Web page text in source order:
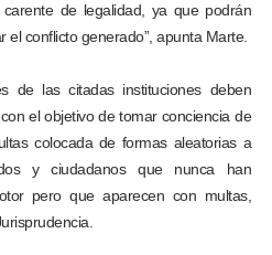
de legalidad, ya que podrán
conflicto generado”, apunta Marte.
de las citadas instituciones deben
el objetivo de tomar conciencia de
colocada de formas aleatorias a
y ciudadanos que nunca han
pero que aparecen con multas,